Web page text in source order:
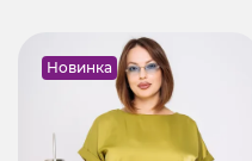
Новинка